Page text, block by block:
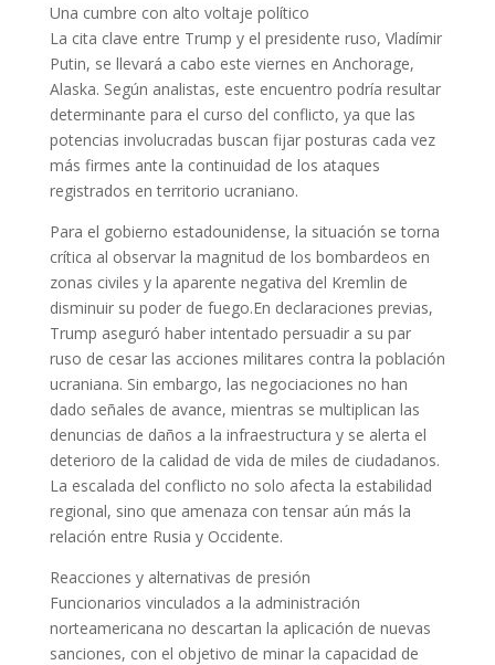
Una cumbre con alto voltaje político
La cita clave entre Trump y el presidente ruso, Vladímir
Putin, se llevará a cabo este viernes en Anchorage,
Alaska. Según analistas, este encuentro podría resultar
determinante para el curso del conflicto, ya que las
potencias involucradas buscan fijar posturas cada vez
más firmes ante la continuidad de los ataques
registrados en territorio ucraniano.
Para el gobierno estadounidense, la situación se torna
crítica al observar la magnitud de los bombardeos en
zonas civiles y la aparente negativa del Kremlin de
disminuir su poder de fuego.En declaraciones previas,
Trump aseguró haber intentado persuadir a su par
ruso de cesar las acciones militares contra la población
ucraniana. Sin embargo, las negociaciones no han
dado señales de avance, mientras se multiplican las
denuncias de daños a la infraestructura y se alerta el
deterioro de la calidad de vida de miles de ciudadanos.
La escalada del conflicto no solo afecta la estabilidad
regional, sino que amenaza con tensar aún más la
relación entre Rusia y Occidente.
Reacciones y alternativas de presión
Funcionarios vinculados a la administración
norteamericana no descartan la aplicación de nuevas
sanciones, con el objetivo de minar la capacidad de